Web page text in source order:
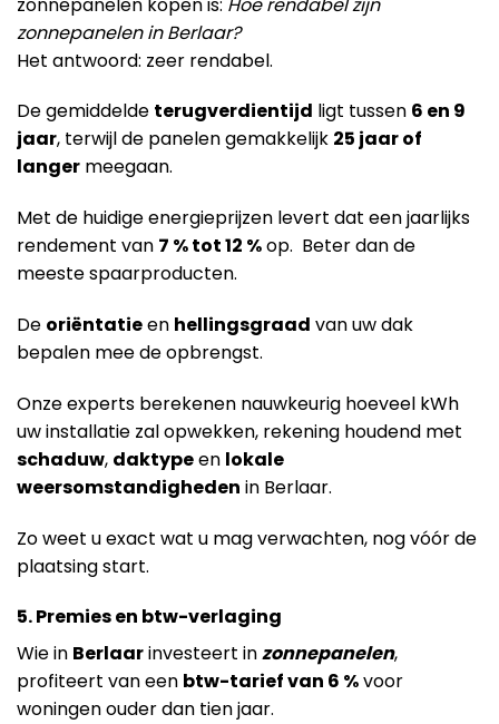
zonnepanelen in Berlaar?
Het antwoord: zeer rendabel.
De gemiddelde terugverdientijd ligt tussen 6 en 9
jaar, terwijl de panelen gemakkelijk 25 jaar of
langer meegaan.
Met de huidige energieprijzen levert dat een jaarlijks
rendement van 7 % tot 12 %op. Beter dan de
meeste spaarproducten.
De oriëntatieen hellingsgraad van uw dak
bepalen mee de opbrengst.
Onze experts berekenen nauwkeurig hoeveel kWh
uw installatie zal opwekken, rekening houdend met
schaduw, daktypeen lokale
weersomstandigheden in Berlaar.
Zo weet u exact wat u mag verwachten, nog vóór de
plaatsing start.
5. Premies en btw-verlaging
Wie in Berlaarinvesteert inzonnepanelen,
profiteert van een btw-tarief van 6 %voor
woningen ouder dan tien jaar.